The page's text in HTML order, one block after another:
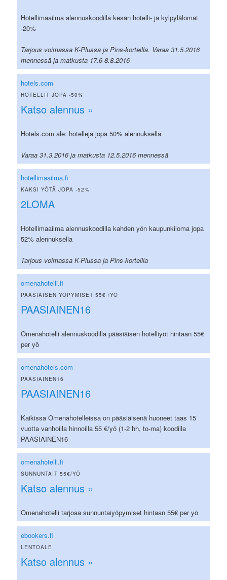
Hotellimaailma alennuskoodilla kesän hotelli- ja kylpylälomat
-20%
Tarjous voimassa K-Plussa ja Pins-korteilla. Varaa 31.5.2016
mennessä ja matkusta 17.6-8.8.2016
hotels.com
HOTELLIT JOPA -50%
Katso alennus »
Hotels.com ale: hotelleja jopa 50% alennuksella
Varaa 31.3.2016 ja matkusta 12.5.2016 mennessä
hotellimaailma.fi
KAKSI YÖTÄ JOPA -52%
2LOMA
Hotellimaailma alennuskoodilla kahden yön kaupunkiloma jopa
52% alennuksella
Tarjous voimassa K-Plussa ja Pins-korteilla
omenahotelli.fi
PÄÄSIÄISEN YÖPYMISET 55€ /YÖ
PAASIAINEN16
Omenahotelli alennuskoodilla pääsiäisen hotelliyöt hintaan 55€
per yö
omenahotels.com
PAASIAINEN16
PAASIAINEN16
Kaikissa Omenahotelleissa on pääsiäisenä huoneet taas 15
vuotta vanhoilla hinnoilla 55 €/yö (1-2 hh, to-ma) koodilla
PAASIAINEN16
omenahotelli.fi
SUNNUNTAIT 55€/YÖ
Katso alennus »
Omenahotelli tarjoaa sunnuntaiyöpymiset hintaan 55€ per yö
ebookers.fi
LENTOALE
Katso alennus »